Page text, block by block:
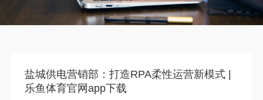
盐城供电营销部：打造RPA柔性运营新模式 |
乐鱼体育官网app下载